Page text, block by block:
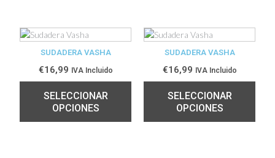
SUDADERA VASHA
€16,99 IVA Incluido
SELECCIONAR
OPCIONES
SUDADERA VASHA
€16,99 IVA Incluido
SELECCIONAR
OPCIONES